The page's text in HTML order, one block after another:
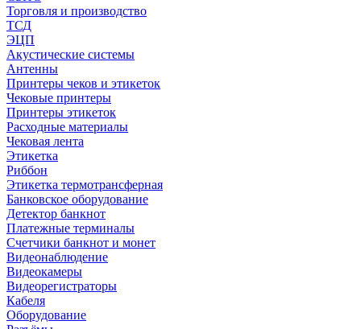
Торговля и производство
ТСД
ЭЦП
Акустические системы
Антенны
Принтеры чеков и этикеток
Чековые принтеры
Принтеры этикеток
Расходные материалы
Чековая лента
Этикетка
Риббон
Этикетка термотрансферная
Банковское оборудование
Детектор банкнот
Платежные терминалы
Счетчики банкнот и монет
Видеонаблюдение
Видеокамеры
Видеорегистраторы
Кабеля
Оборудование